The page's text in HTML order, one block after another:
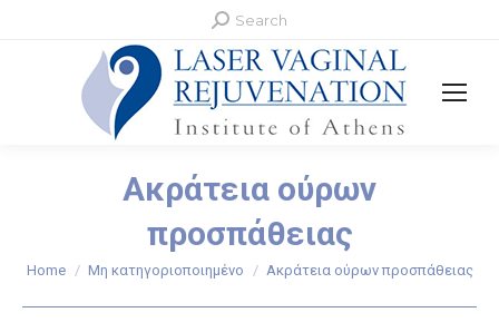
Search:
Search
Ακράτεια ούρων
προσπάθειας
You are here:
Home Μη κατηγοριοποιημένο Ακράτεια ούρων προσπάθειας